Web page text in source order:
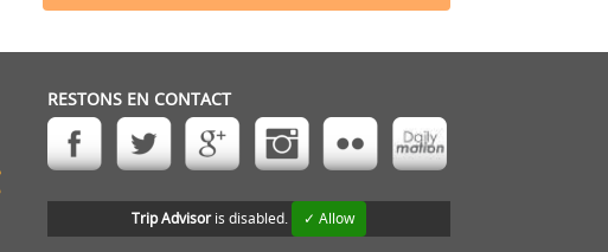
RESTONS EN CONTACT
Trip Advisoris disabled. ✓ Allow